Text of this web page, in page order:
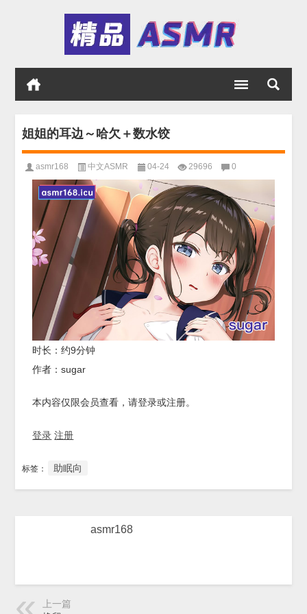
姐姐的耳边～哈欠＋数水饺
asmr168 中文ASMR 04-24 29696 0
时长：约9分钟
作者：sugar
本内容仅限会员查看，请登录或注册。
登录 注册
标签： 助眠向
asmr168
上一篇